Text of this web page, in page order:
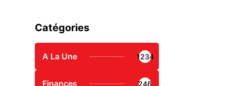
Catégories
A La Une 1234
Finances 246